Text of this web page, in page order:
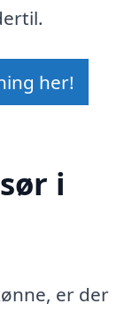
her!
i
er der